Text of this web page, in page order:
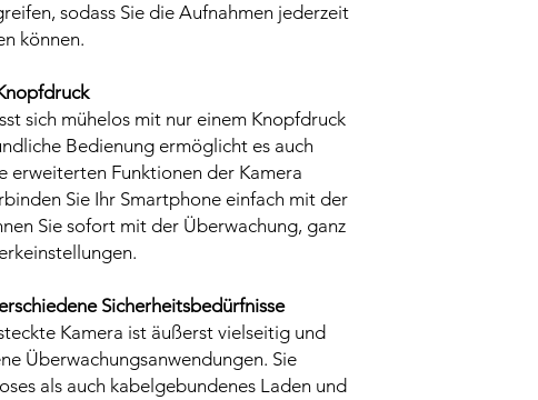
sodass Sie die Aufnahmen jederzeit
können.
sich mühelos mit nur einem Knopfdruck
Bedienung ermöglicht es auch
erweiterten Funktionen der Kamera
Sie Ihr Smartphone einfach mit der
Sie sofort mit der Überwachung, ganz
Sicherheitsbedürfnisse
Kamera ist äußerst vielseitig und
Überwachungsanwendungen. Sie
als auch kabelgebundenes Laden und